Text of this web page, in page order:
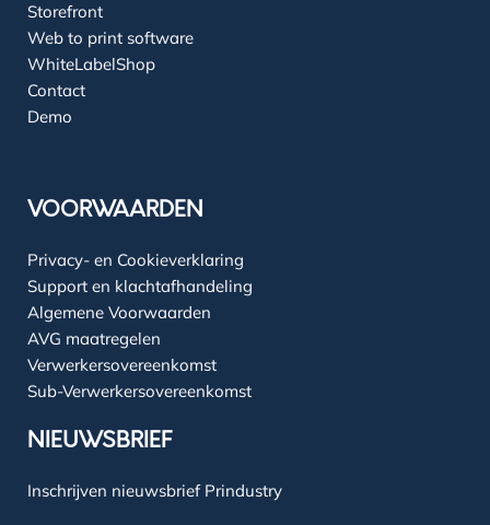
Storefront
Web to print software
WhiteLabelShop
Contact
Demo
VOORWAARDEN
Privacy- en Cookieverklaring
Support en klachtafhandeling
Algemene Voorwaarden
AVG maatregelen
Verwerkersovereenkomst
Sub-Verwerkersovereenkomst
NIEUWSBRIEF
Inschrijven nieuwsbrief Prindustry